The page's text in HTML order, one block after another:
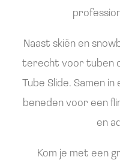
Naast skiën en
terecht voor tuben
Tube Slide. Samen in
beneden voor een
en
Kom je met een